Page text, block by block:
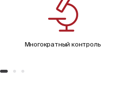
Многократный контроль